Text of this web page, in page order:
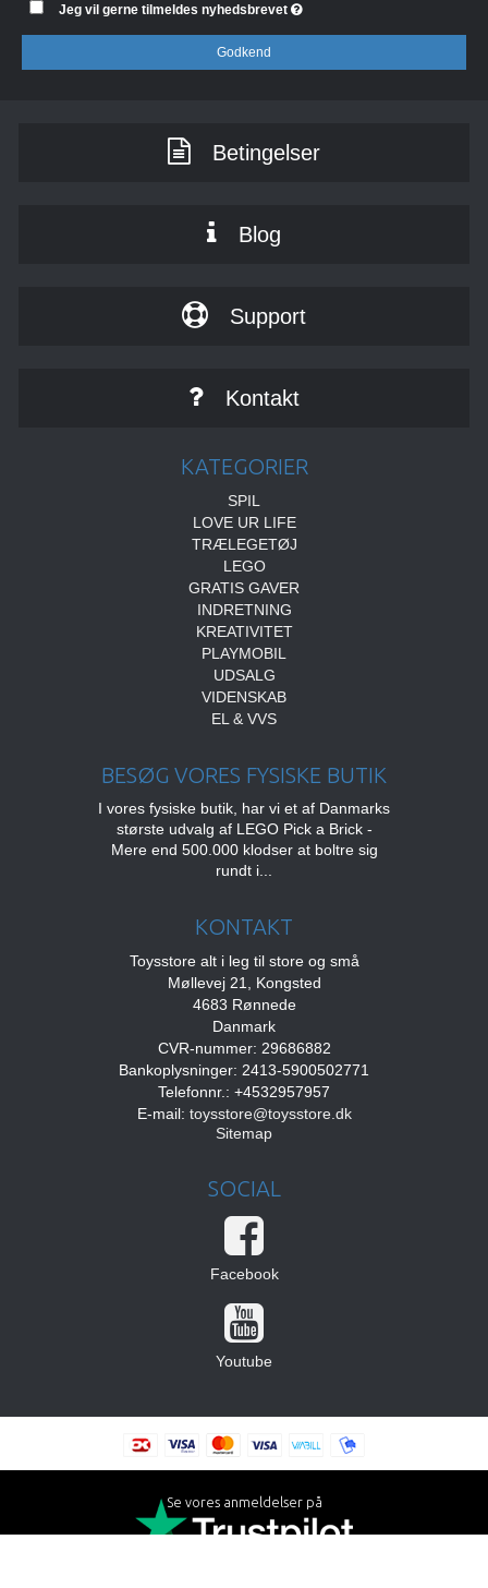
Jeg vil gerne tilmeldes nyhedsbrevet
Godkend
Betingelser
Blog
Support
Kontakt
KATEGORIER
SPIL
LOVE UR LIFE
TRÆLEGETØJ
LEGO
GRATIS GAVER
INDRETNING
KREATIVITET
PLAYMOBIL
UDSALG
VIDENSKAB
EL & VVS
BESØG VORES FYSISKE BUTIK
I vores fysiske butik, har vi et af Danmarks
største udvalg af LEGO Pick a Brick -
Mere end 500.000 klodser at boltre sig
rundt i...
KONTAKT
Toysstore alt i leg til store og små
Møllevej 21, Kongsted
4683 Rønnede
Danmark
CVR-nummer: 29686882
Bankoplysninger: 2413-5900502771
Telefonnr.: +4532957957
E-mail: toysstore@toysstore.dk
Sitemap
SOCIAL
Facebook
Youtube
Se vores anmeldelser på